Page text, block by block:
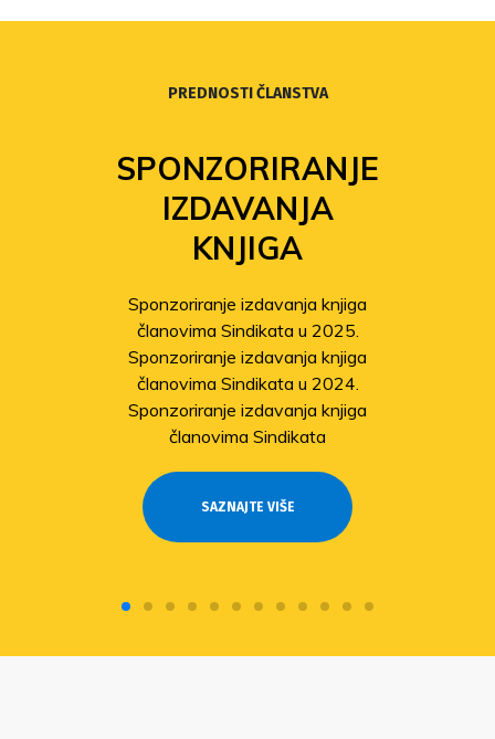
PREDNOSTI ČLANSTVA
SPONZORIRANJE
IZDAVANJA
KNJIGA
Sponzoriranje izdavanja knjiga
članovima Sindikata u 2025.
Sponzoriranje izdavanja knjiga
članovima Sindikata u 2024.
Sponzoriranje izdavanja knjiga
članovima Sindikata
SAZNAJTE VIŠE